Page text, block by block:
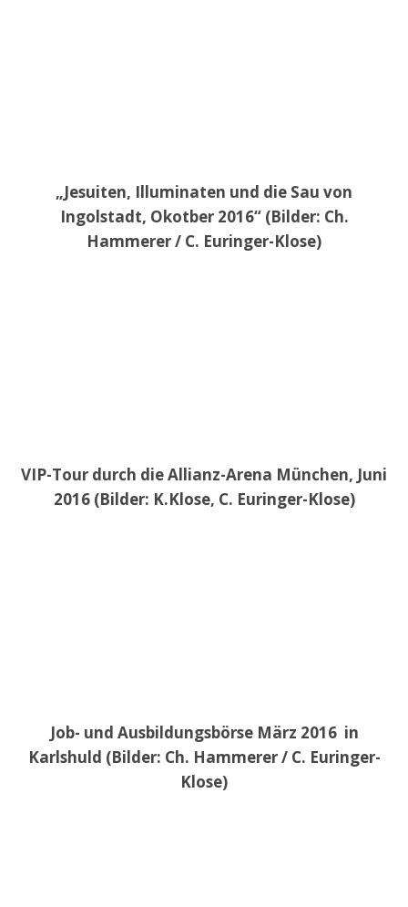
„Jesuiten, Illuminaten und die Sau von
Ingolstadt, Okotber 2016“ (Bilder: Ch.
Hammerer / C. Euringer-Klose)
VIP-Tour durch die Allianz-Arena München, Juni
2016 (Bilder: K.Klose, C. Euringer-Klose)
Job- und Ausbildungsbörse März 2016 in
Karlshuld (Bilder: Ch. Hammerer / C. Euringer-
Klose)